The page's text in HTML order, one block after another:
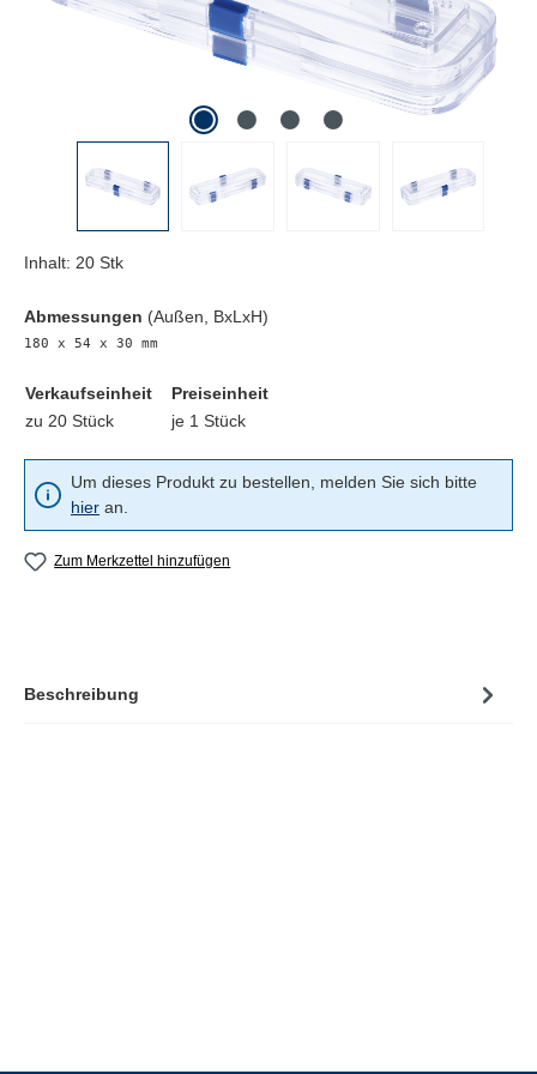
Inhalt: 20 Stk
Abmessungen (Außen, BxLxH)
180 x 54 x 30 mm
Verkaufseinheit
Preiseinheit
zu 20 Stück
je 1 Stück
Um dieses Produkt zu bestellen, melden Sie sich bitte
hier an.
Zum Merkzettel hinzufügen
Beschreibung